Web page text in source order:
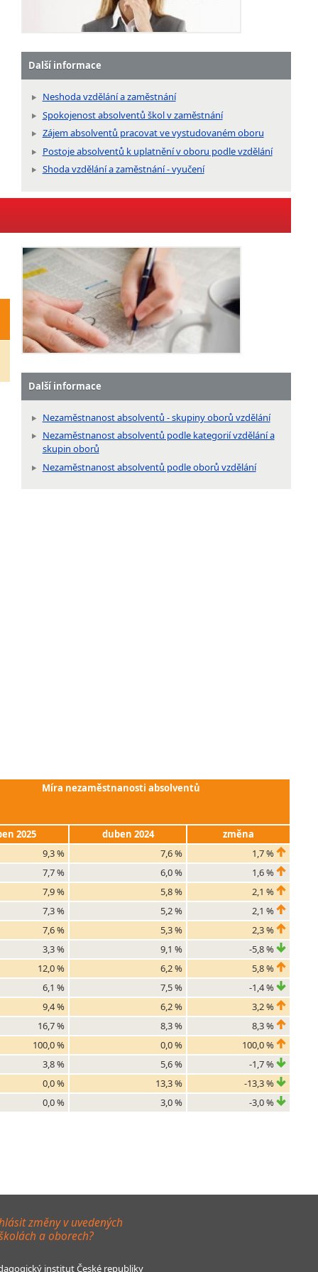
Další informace
Neshoda vzdělání a zaměstnání
Spokojenost absolventů škol v zaměstnání
Zájem absolventů pracovat ve vystudovaném oboru
Postoje absolventů k uplatnění v oboru podle vzdělání
Shoda vzdělání a zaměstnání - vyučení
Další informace
Nezaměstnanost absolventů - skupiny oborů vzdělání
Nezaměstnanost absolventů podle kategorií vzdělání a
skupin oborů
Nezaměstnanost absolventů podle oborů vzdělání
Míra nezaměstnanosti absolventů
2025 duben 2024
změna
9,3 %
7,6 %
1,7 %
7,7 %
6,0 %
1,6 %
7,9 %
5,8 %
2,1 %
7,3 %
5,2 %
2,1 %
7,6 %
5,3 %
2,3 %
3,3 %
9,1 %
-5,8 %
12,0 %
6,2 %
5,8 %
6,1 %
7,5 %
-1,4 %
9,4 %
6,2 %
3,2 %
16,7 %
8,3 %
8,3 %
100,0 %
0,0 %
100,0 %
3,8 %
5,6 %
-1,7 %
0,0 %
13,3 %
-13,3 %
0,0 %
3,0 % -3,0 %
změny v uvedených
a oborech?
institut České republiky